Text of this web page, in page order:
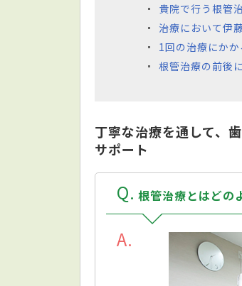
貴院で行う根管
治療において伊
1回の治療にか
根管治療の前後
丁寧な治療を通して、
サポート
Q 根管治療とはどの
A